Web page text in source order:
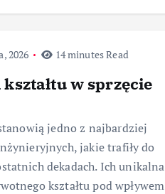
2026 14 minutes Read
w sprzęcie
jedno z najbardziej
jakie trafiły do
dekadach. Ich unikalna
kształtu pod wpływem